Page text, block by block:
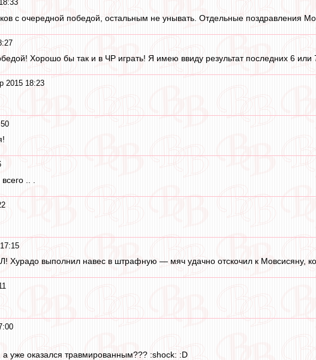
с очередной победой, остальным не унывать. Отдельные поздравления
Хорошо бы так и в ЧР играть! Я имею ввиду результат последних 6 или
2015 18:23
.. .
выполнил навес в штрафную — мяч удачно отскочил к Мовсисяну,
а уже оказался травмированным??? :shock: :D